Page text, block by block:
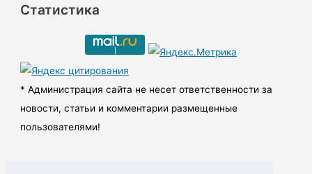
х
ы
Статистика
* Администрация сайта не несет ответственности за
новости, статьи и комментарии размещенные
пользователями!